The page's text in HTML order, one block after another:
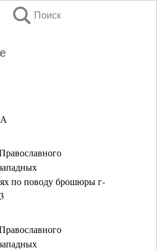
Поиск
по поводу брошюры г-